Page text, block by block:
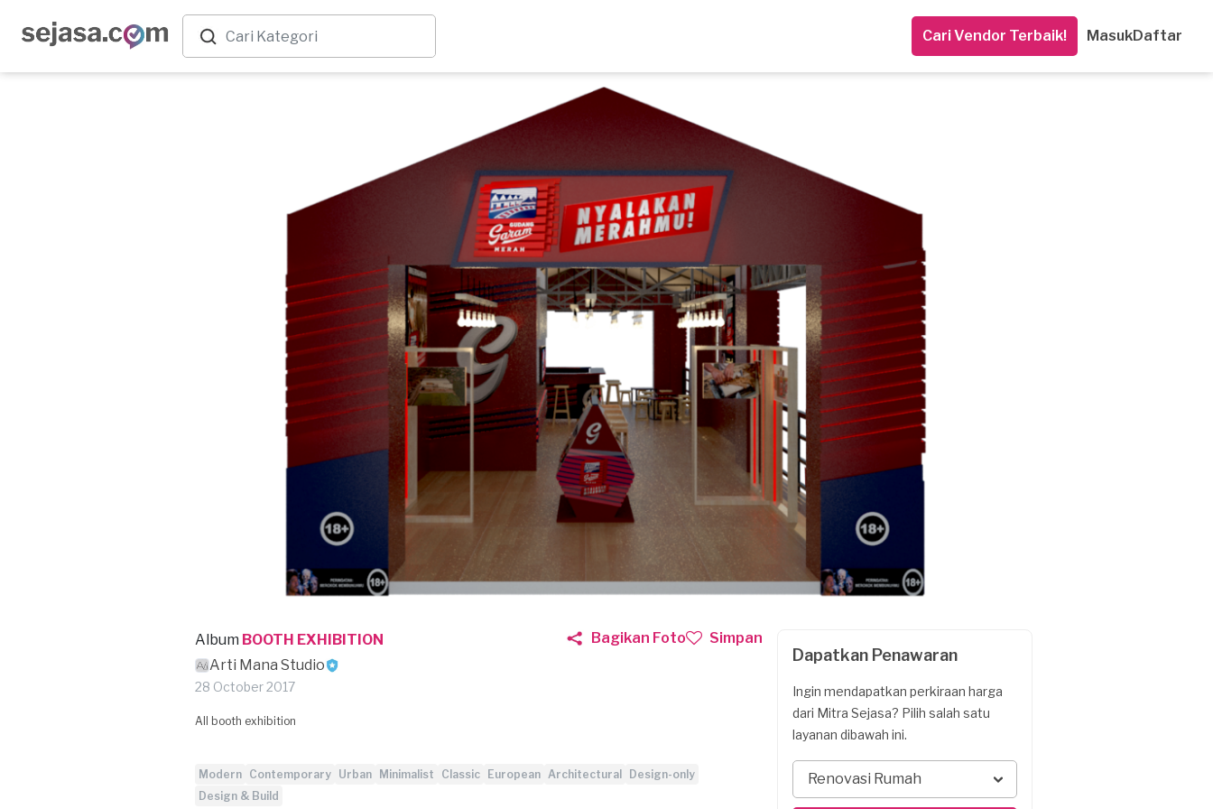
Cari Vendor Terbaik! MasukDaftar
Album BOOTH EXHIBITION
Arti Mana Studio
28 October 2017
Bagikan Foto Simpan
All booth exhibition
Modern Contemporary Urban Minimalist Classic European Architectural
Design-only
Design & Build
Dapatkan Penawaran
Ingin mendapatkan perkiraan harga
dari Mitra Sejasa? Pilih salah satu
layanan dibawah ini.
Renovasi Rumah